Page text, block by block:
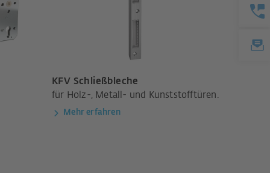
KFV Schließbleche
für Holz-, Metall- und Kunststofftüren.
Mehr erfahren